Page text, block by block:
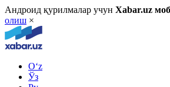
Андроид қурилмалар учун Xabar.uz
олиш ×
O‘z
Ўз